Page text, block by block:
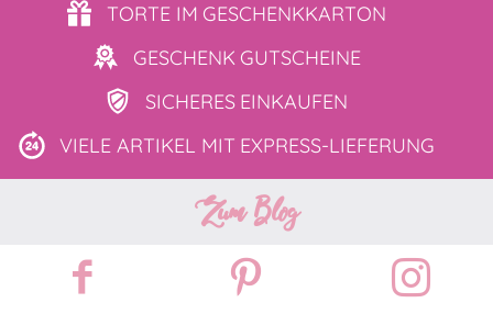
TORTE IM GESCHENKKARTON
GESCHENK GUTSCHEINE
SICHERES EINKAUFEN
VIELE ARTIKEL MIT EXPRESS-LIEFERUNG
Zum Blog